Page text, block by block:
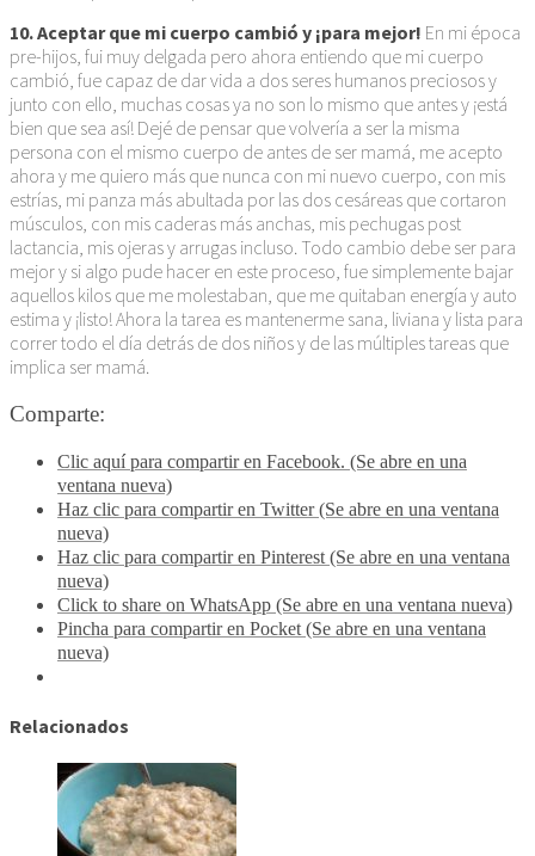
10. Aceptar que mi cuerpo cambió y ¡para mejor! En mi época
pre-hijos, fui muy delgada pero ahora entiendo que mi cuerpo
cambió, fue capaz de dar vida a dos seres humanos preciosos y
junto con ello, muchas cosas ya no son lo mismo que antes y ¡está
bien que sea así! Dejé de pensar que volvería a ser la misma
persona con el mismo cuerpo de antes de ser mamá, me acepto
ahora y me quiero más que nunca con mi nuevo cuerpo, con mis
estrías, mi panza más abultada por las dos cesáreas que cortaron
músculos, con mis caderas más anchas, mis pechugas post
lactancia, mis ojeras y arrugas incluso. Todo cambio debe ser para
mejor y si algo pude hacer en este proceso, fue simplemente bajar
aquellos kilos que me molestaban, que me quitaban energía y auto
estima y ¡listo! Ahora la tarea es mantenerme sana, liviana y lista para
correr todo el día detrás de dos niños y de las múltiples tareas que
implica ser mamá.
Comparte:
Clic aquí para compartir en Facebook. (Se abre en una
ventana nueva)
Haz clic para compartir en Twitter (Se abre en una ventana
nueva)
Haz clic para compartir en Pinterest (Se abre en una ventana
nueva)
Click to share on WhatsApp (Se abre en una ventana nueva)
Pincha para compartir en Pocket (Se abre en una ventana
nueva)
Relacionados